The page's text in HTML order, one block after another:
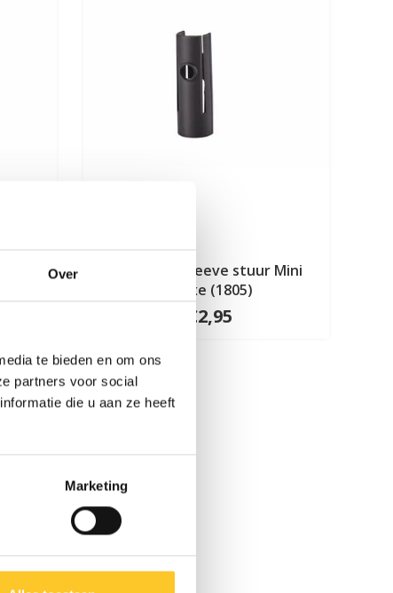
Over
te bieden en om ons
partners voor social
die u aan ze heeft
Marketing
Kunststof sleeve stuur Mini
Deluxe (1805)
€2,95